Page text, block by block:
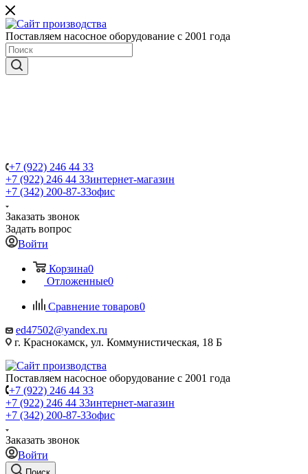
Поставляем насосное оборудование с 2001 года
+7 (922) 246 44 33
+7 (922) 246 44 33интернет-магазин
+7 (342) 200-87-33офис
Заказать звонок
Задать вопрос
Войти
Корзина0
Отложенные0
Сравнение товаров0
ed47502@yandex.ru
г. Краснокамск, ул. Коммунистическая, 18 Б
Поставляем насосное оборудование с 2001 года
+7 (922) 246 44 33
+7 (922) 246 44 33интернет-магазин
+7 (342) 200-87-33офис
Заказать звонок
Войти